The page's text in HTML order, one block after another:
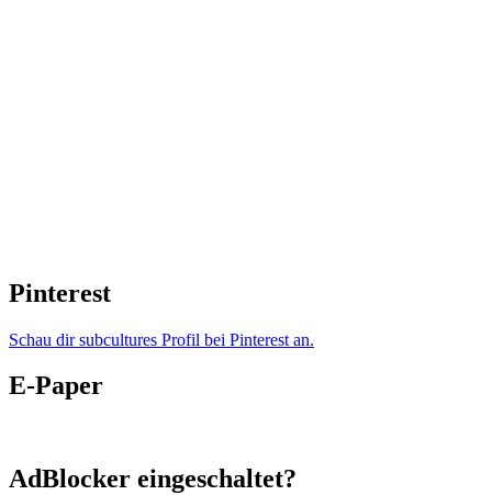
Pinterest
Schau dir subcultures Profil bei Pinterest an.
E-Paper
AdBlocker eingeschaltet?